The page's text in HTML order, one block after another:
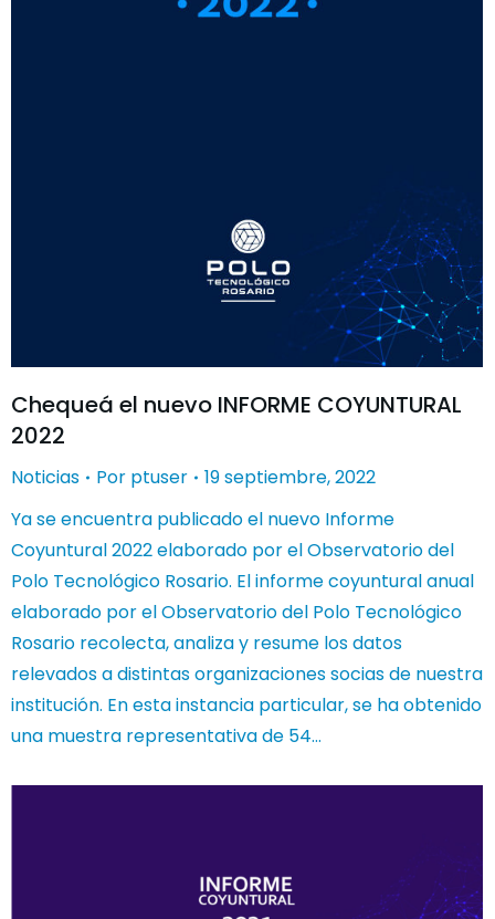
Chequeá el nuevo INFORME COYUNTURAL
2022
Noticias Por ptuser
19 septiembre, 2022
Ya se encuentra publicado el nuevo Informe
Coyuntural 2022 elaborado por el Observatorio del
Polo Tecnológico Rosario. El informe coyuntural anual
elaborado por el Observatorio del Polo Tecnológico
Rosario recolecta, analiza y resume los datos
relevados a distintas organizaciones socias de nuestra
institución. En esta instancia particular, se ha obtenido
una muestra representativa de 54…